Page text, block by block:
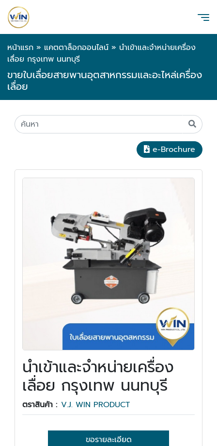
หน้าแรก » แคตตาล็อกออนไลน์ » นำเข้าและจำหน่ายเครื่อง
เลื่อย กรุงเทพ นนทบุรี
ขายใบเลื่อยสายพานอุตสาหกรรมและอะไหล่เครื่อง
เลื่อย
e-Brochure
นำเข้าและจำหน่ายเครื่อง
เลื่อย กรุงเทพ นนทบุรี
ตราสินค้า : V.J. WIN PRODUCT
ขอรายละเอียด